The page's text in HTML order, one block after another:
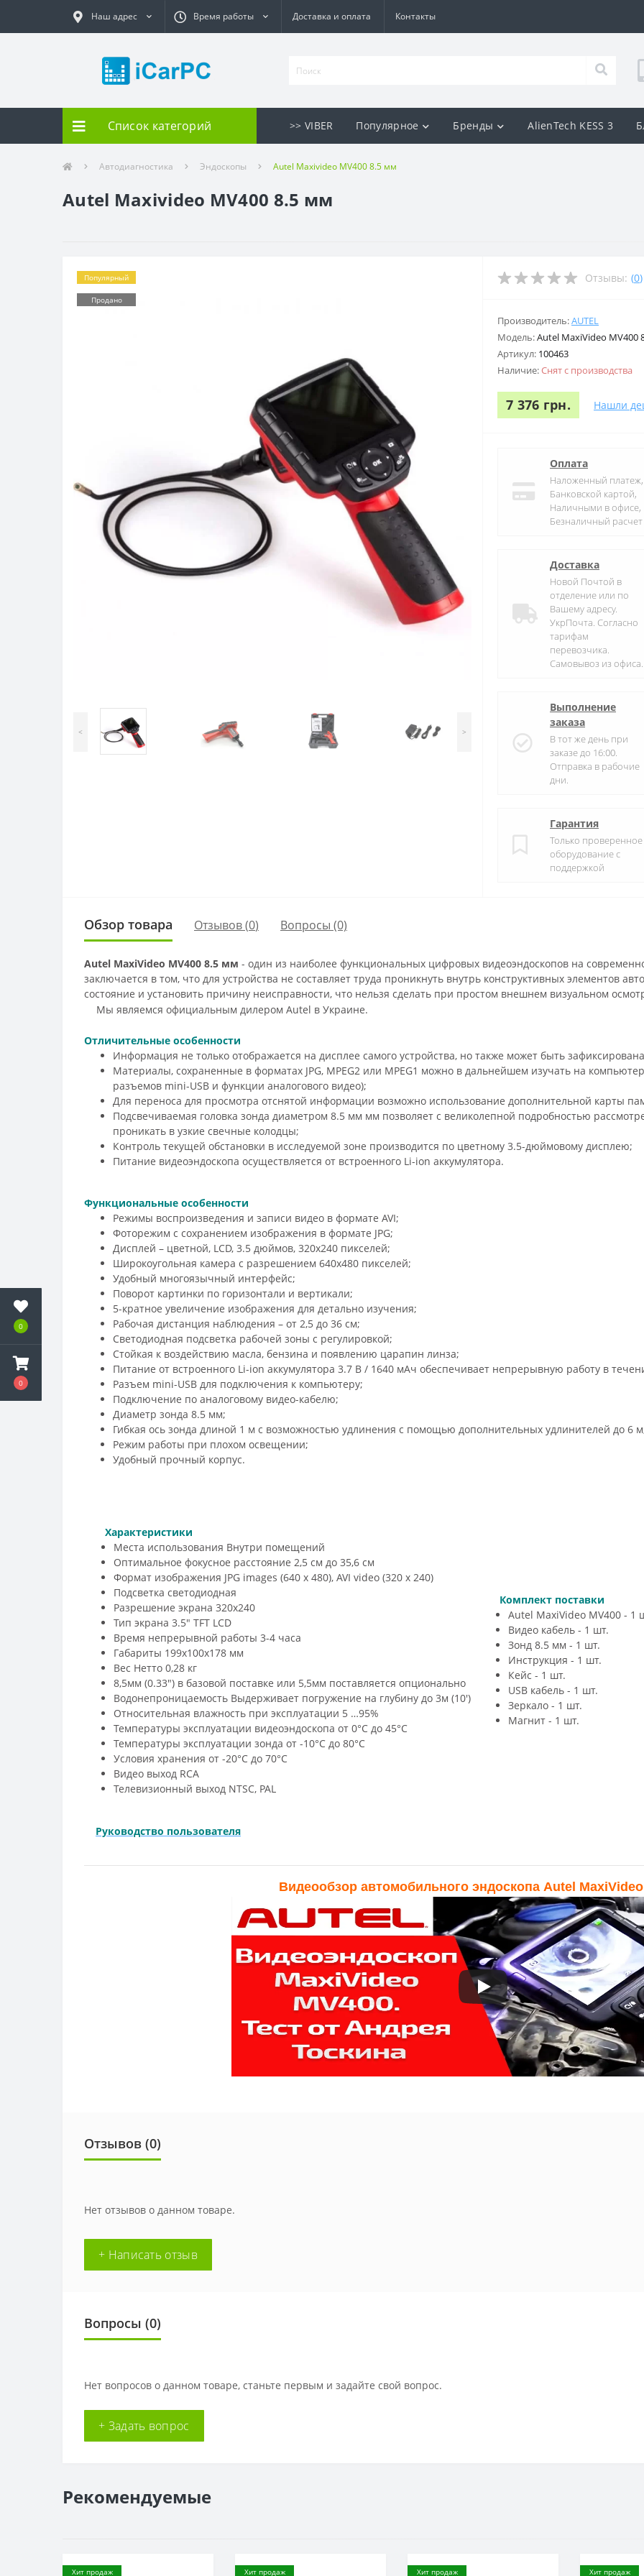
0
0
Наш адрес Время работы Доставка и оплата Контакты
Список категорий >> VIBER Популярное Бренды AlienTech KESS 3
Автодиагностика Эндоскопы Autel Maxivideo MV400 8.5 мм
Autel Maxivideo MV400 8.5 мм
Популярный
Продано
< >
Отзывы: (0)
Производитель:AUTEL
Модель:Autel MaxiVideo MV400
Артикул: 100463
Наличие:Снят с производства
7 376 грн. Нашли
Оплата
Наложенный платеж,
Банковской картой,
Наличными в офисе,
Безналичный расчет
Доставка
Новой Почтой в
отделение или по
Вашему адресу.
УкрПочта. Согласно
тарифам
перевозчика.
Самовывоз из офиса.
Выполнение
заказа
В тот же день при
заказе до 16:00.
Отправка в рабочие
дни.
Гарантия
Только проверенное
оборудование с
поддержкой
Обзор товара Отзывов (0) Вопросы (0)
Autel MaxiVideo MV400 8.5 мм - один из наиболее функциональных цифровых видеоэндоскопов на
заключается в том, что для устройства не составляет труда проникнуть внутрь конструктивных элементов
состояние и установить причину неисправности, что нельзя сделать при простом внешнем визуальном
Мы являемся официальным дилером Autel в Украине.
Отличительные особенности
Информация не только отображается на дисплее самого устройства, но также может быть
Материалы, сохраненные в форматах JPG, MPEG2 или MPEG1 можно в дальнейшем изучать на
разъемов mini-USB и функции аналогового видео);
Для переноса для просмотра отснятой информации возможно использование дополнительной карты
Подсвечиваемая головка зонда диаметром 8.5 мм мм позволяет с великолепной подробностью
проникать в узкие свечные колодцы;
Контроль текущей обстановки в исследуемой зоне производится по цветному 3.5-дюймовому дисплею;
Питание видеоэндоскопа осуществляется от встроенного Li-ion аккумулятора.
Функциональные особенности
Режимы воспроизведения и записи видео в формате AVI;
Фоторежим с сохранением изображения в формате JPG;
Дисплей – цветной, LCD, 3.5 дюймов, 320x240 пикселей;
Широкоугольная камера с разрешением 640х480 пикселей;
Удобный многоязычный интерфейс;
Поворот картинки по горизонтали и вертикали;
5-кратное увеличение изображения для детально изучения;
Рабочая дистанция наблюдения – от 2,5 до 36 см;
Светодиодная подсветка рабочей зоны с регулировкой;
Стойкая к воздействию масла, бензина и появлению царапин линза;
Питание от встроенного Li-ion аккумулятора 3.7 В / 1640 мАч обеспечивает непрерывную работу в
Разъем mini-USB для подключения к компьютеру;
Подключение по аналоговому видео-кабелю;
Диаметр зонда 8.5 мм;
Гибкая ось зонда длиной 1 м с возможностью удлинения с помощью дополнительных удлинителей до 6
Режим работы при плохом освещении;
Удобный прочный корпус.
Характеристики
Места использования Внутри помещений
Оптимальное фокусное расстояние 2,5 см до 35,6 см
Формат изображения JPG images (640 x 480), AVI video (320 х 240)
Подсветка светодиодная
Разрешение экрана 320х240
Тип экрана 3.5" TFT LCD
Время непрерывной работы 3-4 часа
Габариты 199x100x178 мм
Вес Нетто 0,28 кг
8,5мм (0.33") в базовой поставке или 5,5мм поставляется опционально
Водонепроницаемость Выдерживает погружение на глубину до 3м (10')
Относительная влажность при эксплуатации 5 …95%
Температуры эксплуатации видеоэндоскопа от 0°C до 45°C
Температуры эксплуатации зонда от -10°C до 80°C
Условия хранения от -20°C до 70°C
Видео выход RCA
Телевизионный выход NTSC, PAL
Комплект поставки
Autel MaxiVideo MV400 - 1
Видео кабель - 1 шт.
Зонд 8.5 мм - 1 шт.
Инструкция - 1 шт.
Кейс - 1 шт.
USB кабель - 1 шт.
Зеркало - 1 шт.
Магнит - 1 шт.
Руководство пользователя
Видеообзор автомобильного эндоскопа Autel MaxiVideo
Отзывов (0)
Нет отзывов о данном товаре.
+ Написать отзыв
Вопросы (0)
Нет вопросов о данном товаре, станьте первым и задайте свой вопрос.
+ Задать вопрос
Рекомендуемые
Хит продаж Хит продаж Хит продаж Хит продаж